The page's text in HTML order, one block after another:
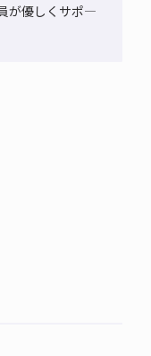
が優しくサポ―